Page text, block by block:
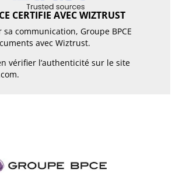
CERTIFIE AVEC WIZTRUST
sa communication, Groupe BPCE
avec Wiztrust.
vérifier l’authenticité sur le site
.